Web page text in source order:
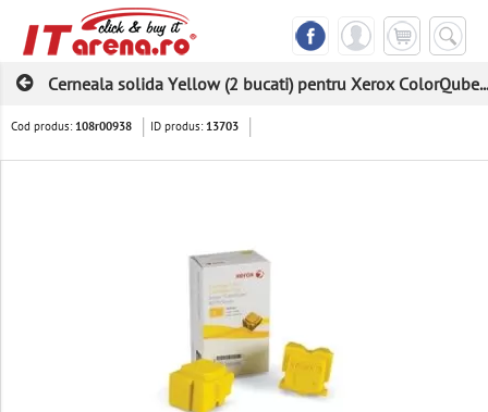
Cerneala solida Yellow (2 bucati) pentru Xerox ColorQube...
Cod produs: 108r00938 ID produs: 13703